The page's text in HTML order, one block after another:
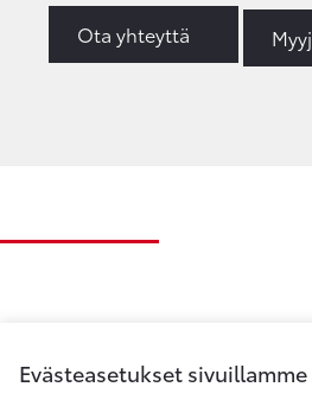
Ota yhteyttä
Evästeasetukset sivuillamme